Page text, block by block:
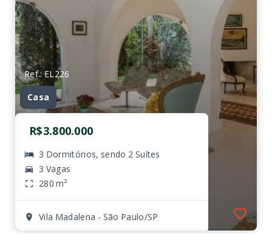
Ref.: EL226
Casa
R$3.800.000
3 Dormitórios, sendo 2 Suítes
3 Vagas
280 m²
Vila Madalena - São Paulo/SP